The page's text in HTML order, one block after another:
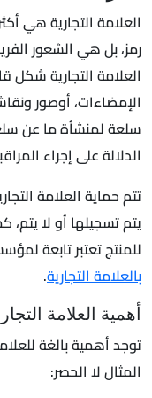
العلامة التجارية هي
رمز، بل هي الشعور
العلامة التجارية شكل
الإمضاءات، أوصور
سلعة لمنشأة ما عن
الدلالة على إجراء
تتم حماية العلامة
يتم تسجيلها أو لا يتم،
للمنتج تعتبر تابعة
بالعلامة التجارية.
أهمية العلامة
توجد أهمية بالغة
المثال لا الحصر: